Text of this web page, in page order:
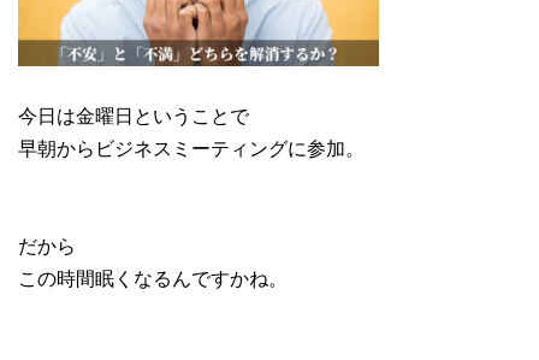
今日は金曜日ということで
早朝からビジネスミーティングに参加。
だから
この時間眠くなるんですかね。